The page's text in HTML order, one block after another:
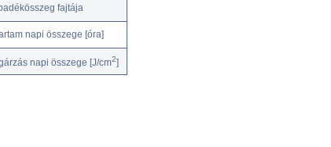
fajtája
napi összege [óra]
napi összege [J/cm2]